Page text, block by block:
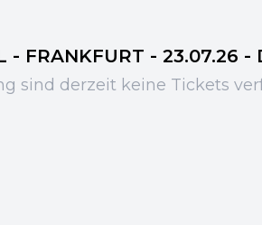
- FRANKFURT - 23.07.26 -
sind derzeit keine Tickets